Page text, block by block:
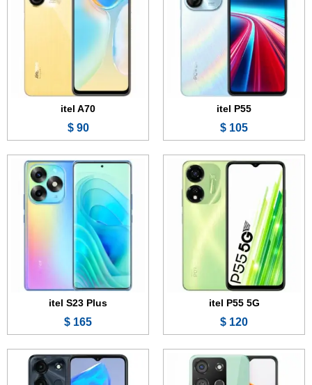
itel P55
105 $
itel A70
90 $
itel P55 5G
120 $
الذاكرة:64 أو 128 جيجابايت
الرام:4 أو 6 جيجابايت
الكاميرا:50 + 0.3 ميجابكسل
المعالج:
البطارية والشحن السريع:5000 مللي أمبير - 18 واط
عرض الموصفات ←
itel S23 Plus
165 $
الذاكرة:128 أو 256 جيجابايت
الرام:4 أو 8 جيجابايت
الكاميرا:
المعالج:
البطارية والشحن السريع: 5000 مللي أمبير - 18 واط
عرض الموصفات ←
الشاشة:
الذاكرة:32 جيجابايت
الرام:2 جيجابايت
الكاميرا:8 ميجابكسل
المعالج:Unisoc SC9863A1
البطارية:4000 مللي أمبير
عرض الموصفات ←
الشاشة:6.6 بوصة - IPS LCD
الذاكرة:64 أو 128 جيجابايت
الرام:4 جيجابايت
الكاميرا:
8 + 0.3 ميجابكسل
المعالج:Unisoc SC9863A1
البطارية:5000 مللي أمبير
عرض الموصفات ←
الشاشة:6.6 بوصة - 90 هرتز - IPS LCD